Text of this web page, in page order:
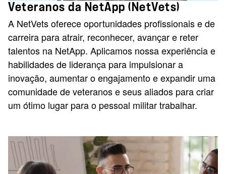
Veteranos da NetApp (NetVets)
A NetVets oferece oportunidades profissionais e de
carreira para atrair, reconhecer, avançar e reter
talentos na NetApp. Aplicamos nossa experiência e
habilidades de liderança para impulsionar a
inovação, aumentar o engajamento e expandir uma
comunidade de veteranos e seus aliados para criar
um ótimo lugar para o pessoal militar trabalhar.